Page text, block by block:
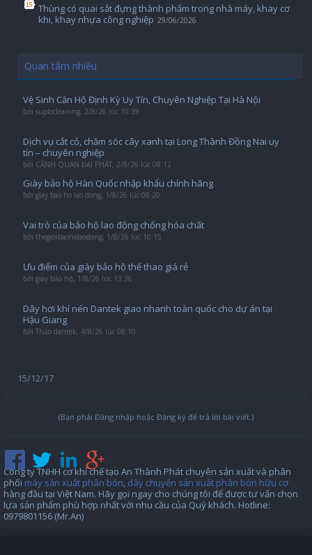
Thùng có quai sắt đựng thành phẩm trong nhà máy, khay cơ
khi, khay nhựa công nghiệp 29/06/2026
Quan tâm nhiều
Vệ Sinh Căn Hộ Định Kỳ Uy Tín, Chuyên Nghiệp Tại Hà Nội
bởi suplocleaning, 2/8/26 lúc 10:39
Dịch vụ cắt cỏ, chăm sóc cây xanh tại Long Thành Đồng Nai uy
tín – chuyên nghiệp
bởi CẢNH QUAN ĐẠI PHÁT, 2/8/26 lúc 08:12
Giày bảo hộ Hàn Quốc nhập khẩu chính hãng
bởi giay bao ho lao dong, 1/8/26 lúc 08:20
Vai trò của bảo hộ lao động chống hóa chất
bởi thegioibaoholaodong, 1/8/26 lúc 10:15
Ưu điểm của giày bảo hộ thể thao giá rẻ
bởi giày bảo hộ, 1/8/26 lúc 13:36
Dây hơi khí nén Dantek giao nhanh toàn quốc cho dự án tại
Hậu Giang
bởi Thảo dantek, 4/8/26 lúc 08:10
15/12/17
(Bạn phải Đăng nhập hoặc Đăng ký để trả lời bài viết.)
Công ty TNHH cơ khí chế tạo An Thành Phát chuyên sản xuất và phân
phối máy sản xuất phân bón, dây chuyển sản xuất phân bón hữu cơ
hàng đầu tại Việt Nam. Hãy gọi ngay cho chúng tôi để được tư vấn chọn
lựa sản phẩm phù hợp nhất với nhu cầu của Quý khách. Hotline:
0979801156 (Mr.An)